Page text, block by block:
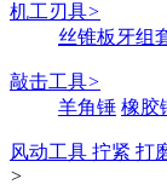
机工刃具>
丝锥板牙组
敲击工具>
羊角锤 橡胶
风动工具 拧紧 打
>